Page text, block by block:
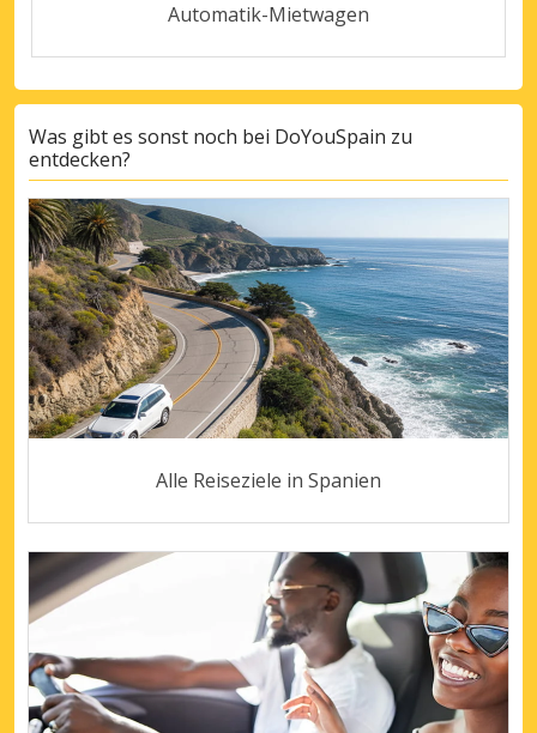
Automatik-Mietwagen
Was gibt es sonst noch bei DoYouSpain zu
entdecken?
Alle Reiseziele in Spanien